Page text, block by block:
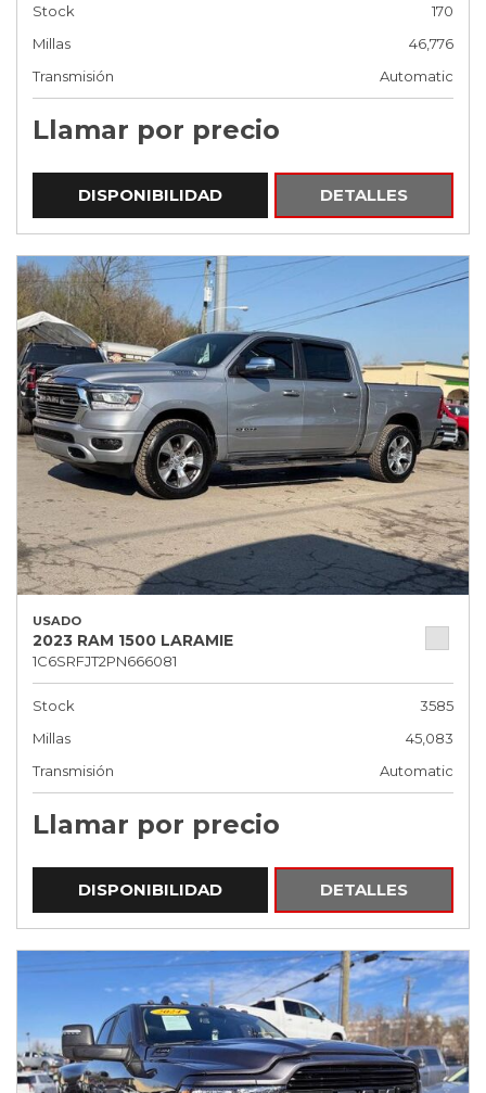
Stock
170
Millas
46,776
Transmisión
Automatic
Llamar por precio
DISPONIBILIDAD DETALLES
USADO
2023 RAM 1500 LARAMIE
1C6SRFJT2PN666081
Stock
3585
Millas
45,083
Transmisión
Automatic
Llamar por precio
DISPONIBILIDAD DETALLES